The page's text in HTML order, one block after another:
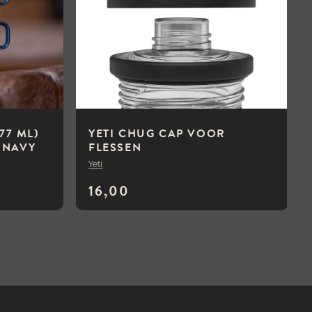
ML)
YETI CHUG CAP VOOR
FLESSEN
16,00
Yeti